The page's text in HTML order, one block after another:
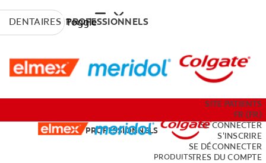
Toggle
PRODUITS
RESSOURCES PROFESSIONNELLES
DENTAIRESPROFESSIONNELS
DENTAIRES PROFESSIONNELS
SITE PATIENTS
FR (FR)
SE CONNECTER
S'INSCRIRE
SE DÉCONNECTER
PARAMÈTRES DU COMPTE
PRODUITS